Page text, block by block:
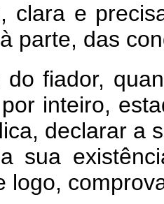
clara e
parte, das
do fiador,
inteiro,
declarar a
sua
logo,